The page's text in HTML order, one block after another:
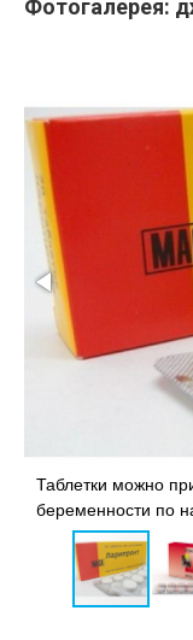
Фотогалерея:
Таблетки можно
беременности по